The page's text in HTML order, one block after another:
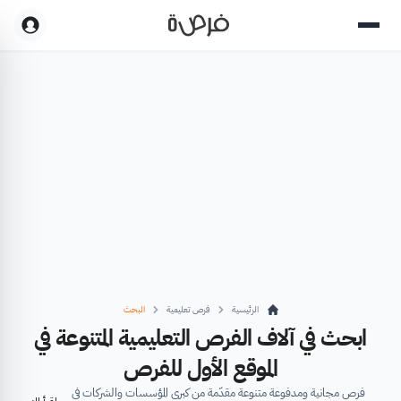
الرئيسية فرص تعليمية البحث
ابحث في آلاف الفرص التعليمية المتنوعة في
الموقع الأول للفرص
فرص مجانية ومدفوعة متنوعة مقدّمة من كبرى المؤسسات والشركات في